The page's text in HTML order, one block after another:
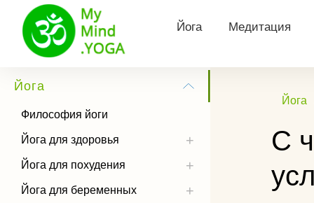
Йога
Философия йоги
Йога для похудения
Йога для беременных
Сурья Намаскар
Медитация
Медитация
Тета медитация
Йога
С
Йога
Философия йоги
Йога для здоровья
Йога для похудения
Йога для беременных